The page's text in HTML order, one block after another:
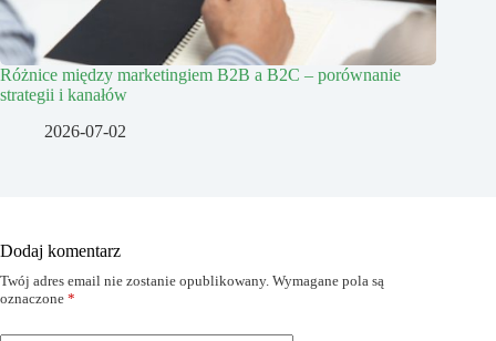
Różnice między marketingiem B2B a B2C – porównanie
strategii i kanałów
2026-07-02
Dodaj komentarz
Twój adres email nie zostanie opublikowany. Wymagane pola są
oznaczone *